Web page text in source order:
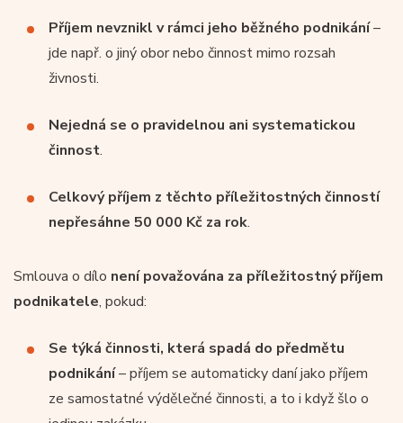
Příjem nevznikl v rámci jeho běžného podnikání–
jde např. o jiný obor nebo činnost mimo rozsah
živnosti.
Nejedná se o pravidelnou ani systematickou
činnost.
Celkový příjem z těchto příležitostných činností
nepřesáhne 50 000 Kč za rok.
Smlouva o dílo není považována za příležitostný příjem
podnikatele, pokud:
Se týká činnosti, která spadá do předmětu
podnikání– příjem se automaticky daní jako příjem
ze samostatné výdělečné činnosti, a to i když šlo o